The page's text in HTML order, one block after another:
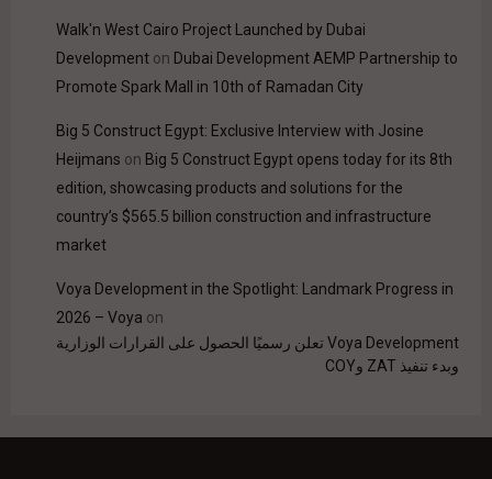
Walk'n West Cairo Project Launched by Dubai
Development on Dubai Development AEMP Partnership to
Promote Spark Mall in 10th of Ramadan City
Big 5 Construct Egypt: Exclusive Interview with Josine
Heijmans on Big 5 Construct Egypt opens today for its 8th
edition, showcasing products and solutions for the
country’s $565.5 billion construction and infrastructure
market
Voya Development in the Spotlight: Landmark Progress in
2026 – Voya on
Voya Development تعلن رسميًا الحصول على القرارات الوزارية
وبدء تنفيذ ZAT وCOY